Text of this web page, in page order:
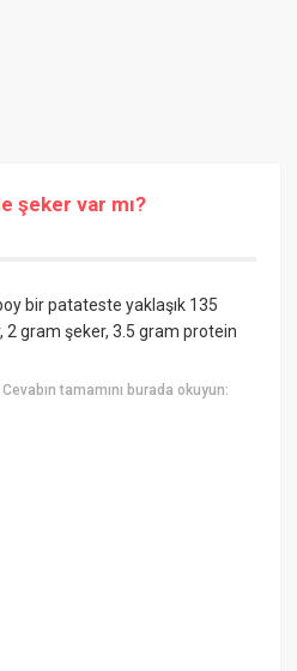
şeker var mı?
bir patateste yaklaşık 135
2 gram şeker, 3.5 gram protein
Cevabın tamamını burada okuyun: